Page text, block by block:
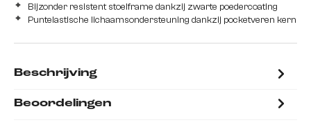
Bijzonder resistent stoelframe dankzij zwarte poedercoating
Puntelastische lichaamsondersteuning dankzij pocketveren kern
Beschrijving
Beoordelingen